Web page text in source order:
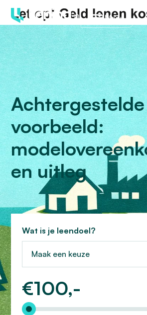
Menu
voorbeeld:
en uitleg
Wat is je leendoel?
Maak een keuze
€100,-
Hoeveel wilt u lenen?